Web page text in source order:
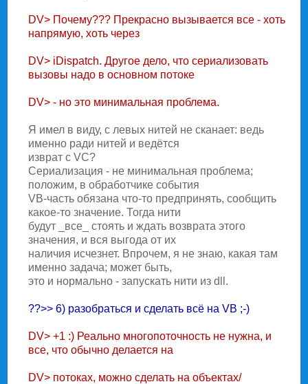
DV> Почему??? Прекрасно вызывается все - хоть
напрямую, хоть через
DV> iDispatch. Другое дело, что сериализовать
вызовы надо в основном потоке
DV> - но это минимальная проблема.
Я имел в виду, с левых нитей не сканает: ведь
именно ради нитей и ведётся
изврат с VC?
Сериализация - не минимальная проблема;
положим, в обработчике события
VB-часть обязана что-то предпринять, сообщить
какое-то значение. Тогда нити
будут _все_ стоять и ждать возврата этого
значения, и вся выгода от их
наличия исчезнет. Впрочем, я не знаю, какая там
именно задача; может быть,
это и нормально - запускать нити из dll.
??>> 6) разобраться и сделать всё на VB ;-)
DV> +1 :) Реально многопоточность не нужна, и
все, что обычно делается на
DV> потоках, можно сделать на объектах/